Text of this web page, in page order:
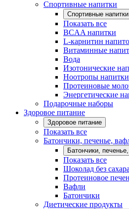
Спортивные напитки
Спортивные напитки
Показать все
BCAA напитки
L-карнитин
Витаминные
Вода
Изотонические
Ноотропы напитки
Протеиновые
Энергетические
Подарочные наборы
Здоровое питание
Здоровое питание
Показать все
Батончики, печенье,
Батончики,
Показать все
Шоколад без сахара
Протеиновое
Вафли
Батончики
Диетические продукты